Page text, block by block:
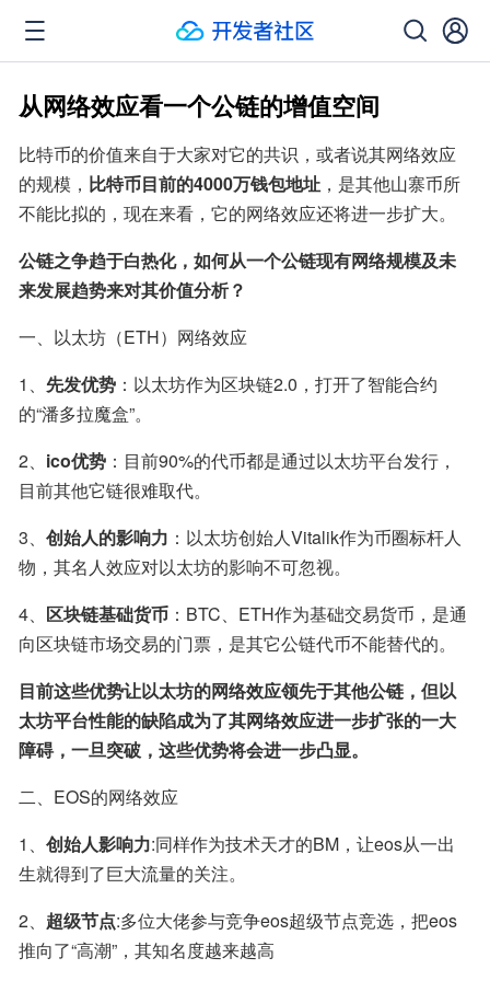
从网络效应看一个公链的增值空间
比特币的价值来自于大家对它的共识，或者说其网络效应
的规模， 比特币目前的4000万钱包地址 ，是其他山寨币所
不能比拟的，现在来看，它的网络效应还将进一步扩大。
公链之争趋于白热化，如何从一个公链现有网络规模及未
来发展趋势来对其价值分析？
一、以太坊（ETH）网络效应
1、 先发优势 ：以太坊作为区块链2.0，打开了智能合约
的“潘多拉魔盒”。
2、 ico优势 ：目前90%的代币都是通过以太坊平台发行，
目前其他它链很难取代。
3、 创始人的影响力 ：以太坊创始人Vitalik作为币圈标杆人
物，其名人效应对以太坊的影响不可忽视。
4、 区块链基础货币 ：BTC、ETH作为基础交易货币，是通
向区块链市场交易的门票，是其它公链代币不能替代的。
目前这些优势让以太坊的网络效应领先于其他公链，但以
太坊平台性能的缺陷成为了其网络效应进一步扩张的一大
障碍，一旦突破，这些优势将会进一步凸显。
二、EOS的网络效应
1、 创始人影响力:同样作为技术天才的BM，让eos从一出
生就得到了巨大流量的关注。
2、 超级节点:多位大佬参与竞争eos超级节点竞选，把eos
推向了“高潮”，其知名度越来越高